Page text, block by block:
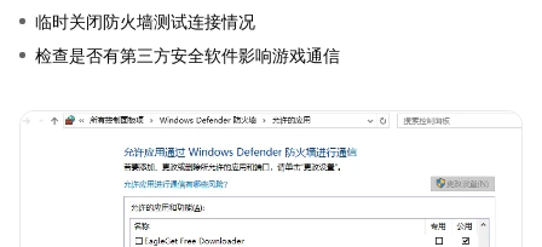
临时关闭防火墙测试连接情况
检查是否有第三方安全软件影响游戏通信